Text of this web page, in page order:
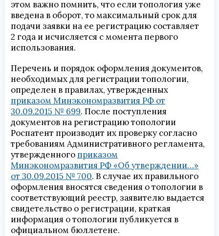
этом важно помнить, что если топология уже
введена в оборот, то максимальный срок для
подачи заявки на ее регистрацию составляет
2 года и исчисляется с момента первого
использования.
Перечень и порядок оформления документов,
необходимых для регистрации топологии,
определен в правилах, утвержденных
приказом Минэкономразвития РФ от
30.09.2015 № 699. После поступления
документов на регистрацию топологии
Роспатент производит их проверку согласно
требованиям Административного регламента,
утвержденного приказом
Минэкономразвития РФ «Об утверждении…»
от 30.09.2015 № 700. В случае их правильного
оформления вносятся сведения о топологии в
соответствующий реестр, заявителю выдается
свидетельство о регистрации, краткая
информация о топологии публикуется в
официальном бюллетене.